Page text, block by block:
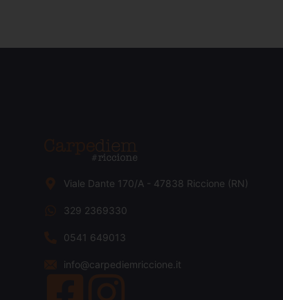
Viale Dante 170/A - 47838 Riccione (RN)
329 2369330
0541 649013
info@carpediemriccione.it